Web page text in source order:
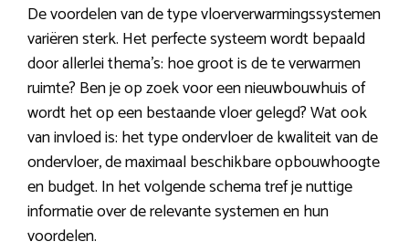
De voordelen van de type vloerverwarmingssystemen
variëren sterk. Het perfecte systeem wordt bepaald
door allerlei thema’s: hoe groot is de te verwarmen
ruimte? Ben je op zoek voor een nieuwbouwhuis of
wordt het op een bestaande vloer gelegd? Wat ook
van invloed is: het type ondervloer de kwaliteit van de
ondervloer, de maximaal beschikbare opbouwhoogte
en budget. In het volgende schema tref je nuttige
informatie over de relevante systemen en hun
voordelen.